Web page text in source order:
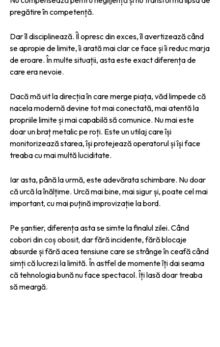
pregătire în competență.
Dar îl disciplinează. Îl opresc din exces, îl avertizează când
se apropie de limite, îi arată mai clar ce face și îi reduc marja
de eroare. În multe situații, asta este exact diferența de
care era nevoie.
Dacă mă uit la direcția în care merge piața, văd limpede că
nacela modernă devine tot mai conectată, mai atentă la
propriile limite și mai capabilă să comunice. Nu mai este
doar un braț metalic pe roți. Este un utilaj care își
monitorizează starea, își protejează operatorul și își face
treaba cu mai multă luciditate.
Iar asta, până la urmă, este adevărata schimbare. Nu doar
că urcă la înălțime. Urcă mai bine, mai sigur și, poate cel mai
important, cu mai puțină improvizație la bord.
Pe șantier, diferența asta se simte la finalul zilei. Când
cobori din coș obosit, dar fără incidente, fără blocaje
absurde și fără acea tensiune care se strânge în ceafă când
simți că lucrezi la limită. În astfel de momente îți dai seama
că tehnologia bună nu face spectacol. Îți lasă doar treaba
să meargă.